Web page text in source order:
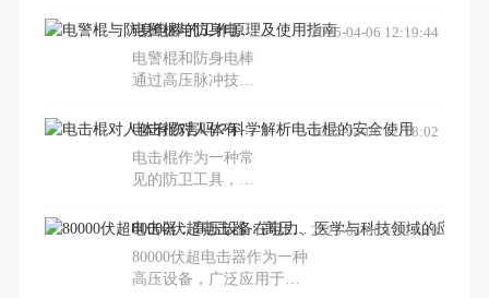
用注意事项，帮助
消费者做出明智选
择。
法。了解其危害、
法律后果及正确使
用方法，对于确保
个人安全至关重
电警棍与防身电棒的工作原理及使用指南
电警棍和防身电棒
通过高压脉冲技术
解其工作原理和正
确使用方法对于安
全防身至关重要。
2025-04-06 12:19:44
电击棍对人体有伤害吗？科学解析电击棍的安全使用
电击棍作为一种常
见的防卫工具，在
中广泛应用。虽然
它能有效防范罪
犯，但关于其对人
体可能造成的伤害
2025-04-06 12:18:02
80000伏超电击器：高压设备在电力、医学与科技领域的应用与安全
80000伏超电击器作为一种
高压设备，广泛应用于电
2025-04-06 12:17:48